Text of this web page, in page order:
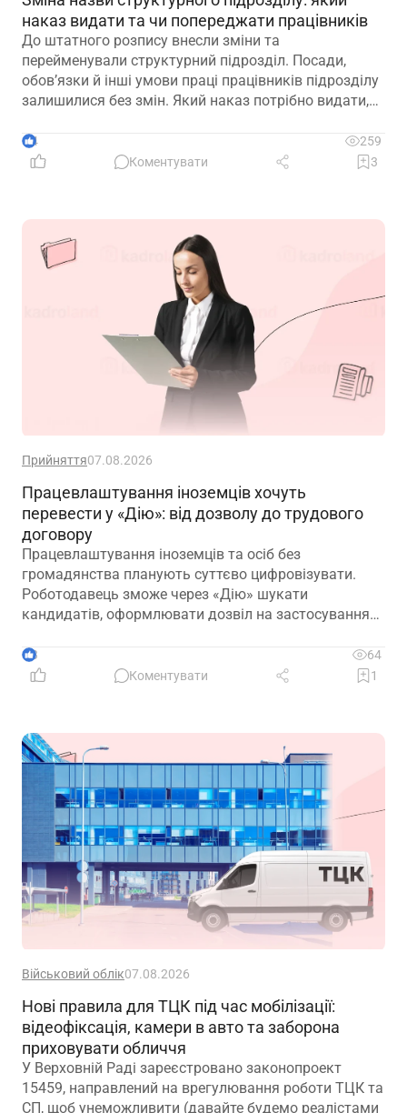
наказ видати та чи попереджати працівників
До штатного розпису внесли зміни та
перейменували структурний підрозділ. Посади,
обов’язки й інші умови праці працівників підрозділу
залишилися без змін. Який наказ потрібно видати,
підрозділі з новою назвою: про переведення чи
переміщення? Чи потрібно вносити записи до
зміною істотних умов праці? Наприклад, працівник
був обліковцем тваринного комплексу, а після
перейменування працює у свинофермі.
4
259
Коментувати
3
Прийняття07.08.2026
Працевлаштування іноземців хочуть
перевести у «Дію»: від дозволу до трудового
договору
Працевлаштування іноземців та осіб без
громадянства планують суттєво цифровізувати.
Роботодавець зможе через «Дію» шукати
кандидатів, оформлювати дозвіл на застосування
прийняття на роботу
3
64
Коментувати
1
Військовий облік07.08.2026
Нові правила для ТЦК під час мобілізації:
відеофіксація, камери в авто та заборона
приховувати обличчя
У Верховній Раді зареєстровано законопроект
15459, направлений на врегулювання роботи ТЦК та
СП, щоб унеможливити (давайте будемо реалістами